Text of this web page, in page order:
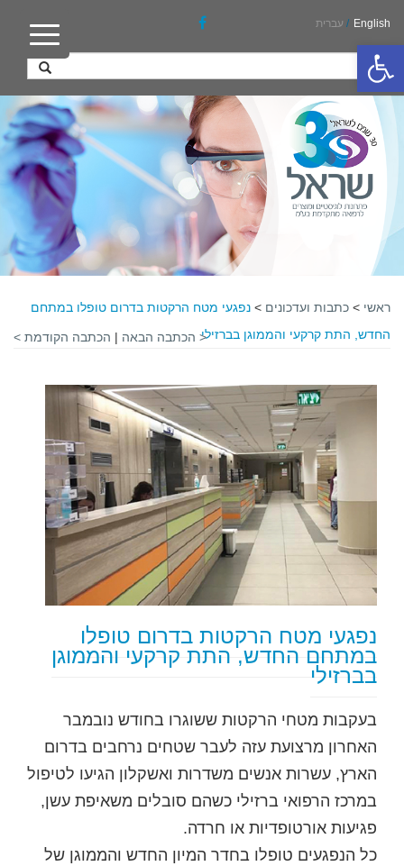
פתח סרגל נגישות
English
/ עברית
ראשי > כתבות ועדכונים > נפגעי מטח הרקטות בדרום טופלו במתחם
החדש, התת קרקעי והממוגן בברזילי< הכתבה הבאה | הכתבה הקודמת >
נפגעי מטח הרקטות בדרום טופלו
במתחם החדש, התת קרקעי והממוגן
בברזילי
בעקבות מטחי הרקטות ששוגרו בחודש נובמבר
האחרון מרצועת עזה לעבר שטחים נרחבים בדרום
הארץ, עשרות אנשים משדרות ואשקלון הגיעו לטיפול
במרכז הרפואי ברזילי כשהם סובלים משאיפת עשן,
פגיעות אורטופדיות או חרדה.
כל הנפגעים טופלו בחדר המיון החדש והממוגן של